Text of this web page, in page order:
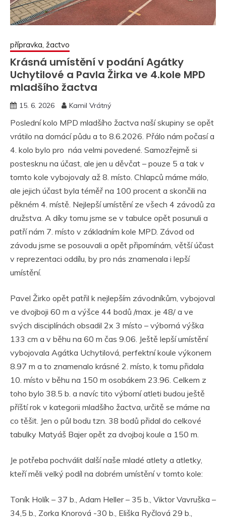
přípravka, žactvo
Krásná umístění v podání Agátky
Uchytilové a Pavla Žirka ve 4.kole MPD
mladšího žactva
15. 6. 2026 Kamil Vrátný
Poslední kolo MPD mladšího žactva naší skupiny se opět
vrátilo na domácí půdu a to 8.6.2026. Přálo nám počasí a
4. kolo bylo pro náa velmi povedené. Samozřejmě si
postesknu na účast, ale jen u děvčat – pouze 5 a tak v
tomto kole vybojovaly až 8. místo. Chlapců máme málo,
ale jejich účast byla téměř na 100 procent a skončili na
pěkném 4. místě. Nejlepší umístění ze všech 4 závodů za
družstva. A díky tomu jsme se v tabulce opět posunuli a
patří nám 7. místo v základním kole MPD. Závod od
závodu jsme se posouvali a opět připomínám, větší účast
v reprezentaci oddílu, by pro nás znamenala i lepší
umístění.
Pavel Žirko opět patřil k nejlepším závodníkům, vybojoval
ve dvojboji 60 m a výšce 44 bodů /max. je 48/ a ve
svých disciplínách obsadil 2x 3 místo – výborná výška
133 cm a v běhu na 60 m čas 9.06. Ještě lepší umístění
vybojovala Agátka Uchytilová, perfektní koule výkonem
8.97 m a to znamenalo krásné 2. místo, k tomu přidala
10. místo v běhu na 150 m osobákem 23.96. Celkem z
toho bylo 38.5 b. a navíc tito výborní atleti budou ještě
příští rok v kategorii mladšího žactva, určitě se máme na
co těšit. Jen o půl bodu tzn. 38 bodů přidal do celkové
tabulky Matyáš Bajer opět za dvojboj koule a 150 m.
Je potřeba pochválit další naše mladé atlety a atletky,
kteří měli velký podíl na dobrém umístění v tomto kole:
Toník Holík – 37 b., Adam Heller – 35 b., Viktor Vavruška –
34,5 b., Zorka Knorová -30 b., Eliška Ryčlová 29 b.,